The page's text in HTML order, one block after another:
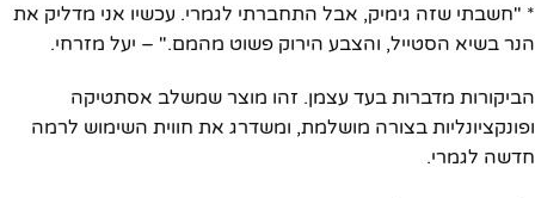
* "חשבתי שזה גימיק, אבל התחברתי לגמרי. עכשיו אני מדליק את
הנר בשיא הסטייל, והצבע הירוק פשוט מהמם." – יעל מזרחי.
הביקורות מדברות בעד עצמן. זהו מוצר שמשלב אסתטיקה
ופונקציונליות בצורה מושלמת, ומשדרג את חווית השימוש לרמה
חדשה לגמרי.